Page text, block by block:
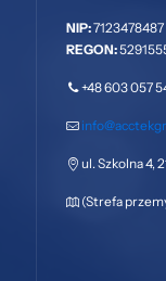
NIP:7123478487
REGON:
+48 603 057
ul. Szkolna 4,
(Strefa